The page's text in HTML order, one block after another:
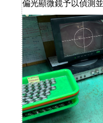
偏光顯微鏡予以偵測並